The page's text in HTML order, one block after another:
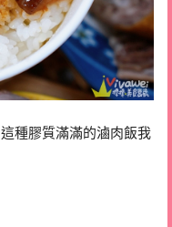
種膠質滿滿的滷肉飯我